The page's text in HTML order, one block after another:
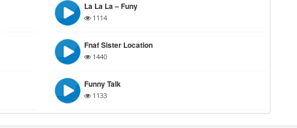
La La La – Funy
1114
Fnaf Sister Location
1440
Funny Talk
1133